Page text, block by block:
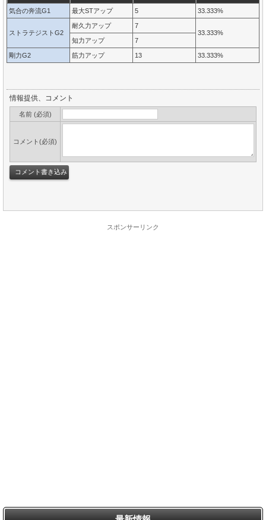
気合の奔流G1 最大STアップ 5 33.333%
ストラテジストG2
耐久力アップ
7
33.333%
知力アップ
7
剛力G2 筋力アップ 13 33.333%
情報提供、コメント
名前 (必須)
コメント(必須)
スポンサーリンク